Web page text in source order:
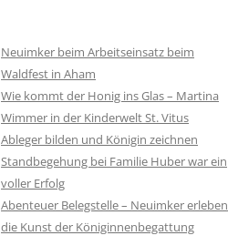
Neuimker beim Arbeitseinsatz beim
Waldfest in Aham
Wie kommt der Honig ins Glas – Martina
Wimmer in der Kinderwelt St. Vitus
Ableger bilden und Königin zeichnen
Standbegehung bei Familie Huber war ein
voller Erfolg
Abenteuer Belegstelle – Neuimker erleben
die Kunst der Königinnenbegattung